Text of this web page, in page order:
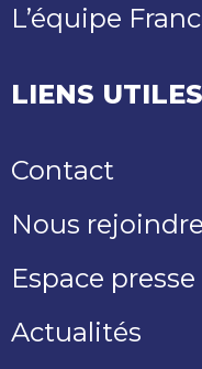
L’équipe
LIENS UTILES
Contact
Nous rejoindre
Espace presse
Actualités